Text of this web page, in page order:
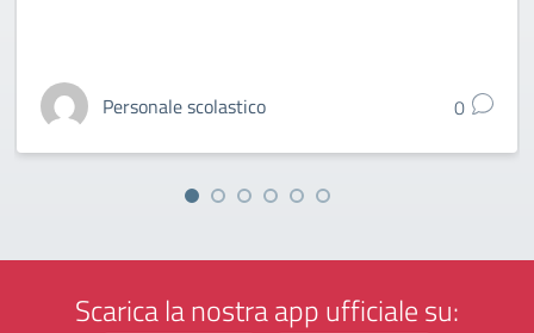
Personale scolastico 0
Scarica la nostra app ufficiale su: